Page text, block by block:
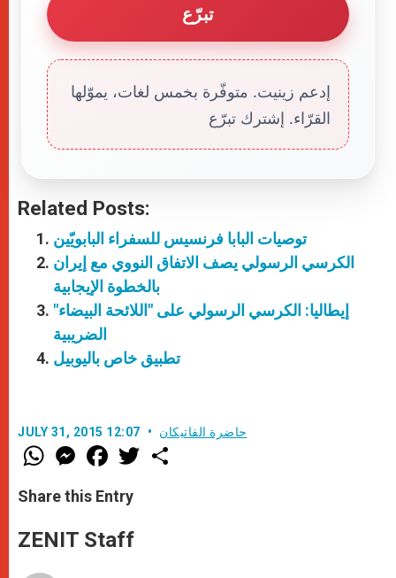
تبرّع
إدعم زينيت. متوفّرة بخمس لغات، يموّلها
القرّاء. إشترك تبرّع
Related Posts:
توصيات البابا فرنسيس للسفراء البابويّين
الكرسي الرسولي يصف الاتفاق النووي مع إيران
بالخطوة الإيجابية
إيطاليا: الكرسي الرسولي على "اللائحة البيضاء"
الضريبية
تطبيق خاص باليوبيل
JULY 31, 2015 12:07 حاضرة الفاتيكان
W
h
t
s
p
p
M
e
s
e
g
e
F
a
e
b
o
k
w
Share this Entry
ZENIT Staff